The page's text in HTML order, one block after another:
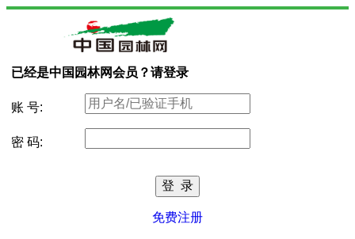
已经是中国园林网会员？请登录
账 号:
密 码:
免费注册